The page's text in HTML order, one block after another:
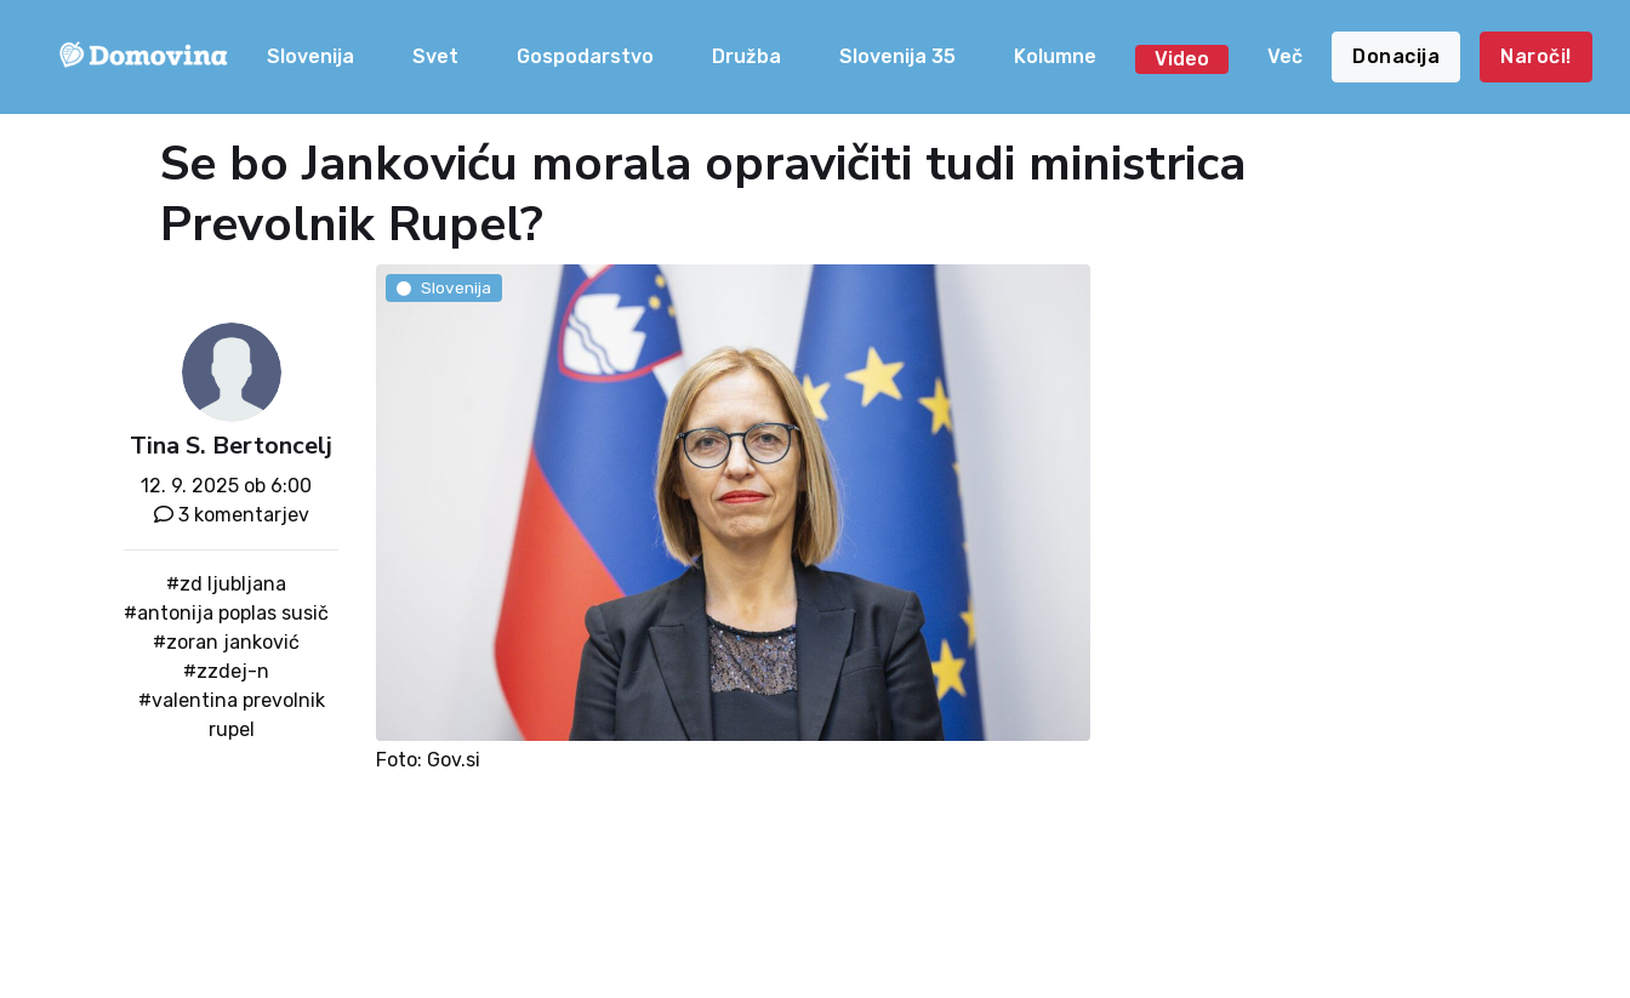
Slovenija Svet Gospodarstvo Družba Slovenija 35 Kolumne Video Več Donacija Naroči!
Se bo Jankoviću morala opravičiti tudi ministrica
Prevolnik Rupel?
Tina S. Bertoncelj
12. 9. 2025 ob 6:00
3 komentarjev
#zd ljubljana
#antonija poplas susič
#zoran janković
#zzdej-n
#valentina prevolnik
rupel
Foto: Gov.si
Slovenija